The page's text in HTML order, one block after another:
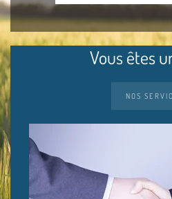
Vous êtes
NOS